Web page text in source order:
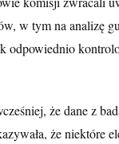
w tym na analizę
odpowiednio
że dane z
że niektóre